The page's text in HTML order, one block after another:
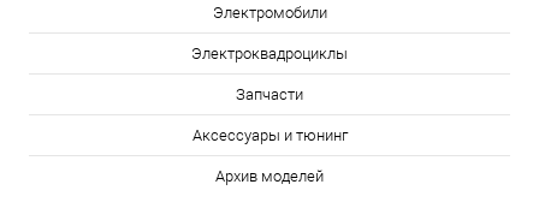
Электромобили
Электроквадроциклы
Запчасти
Аксессуары и тюнинг
Архив моделей